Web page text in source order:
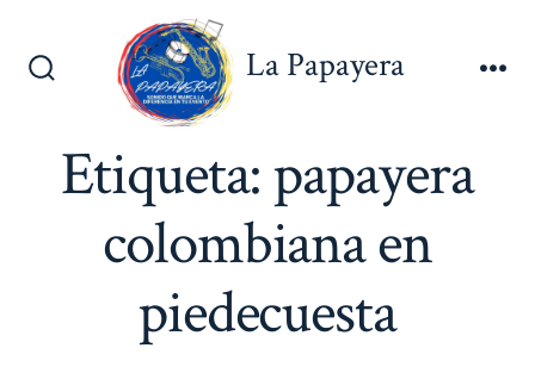
Alternar
La Papayera
Etiqueta:papayera
colombiana en
piedecuesta